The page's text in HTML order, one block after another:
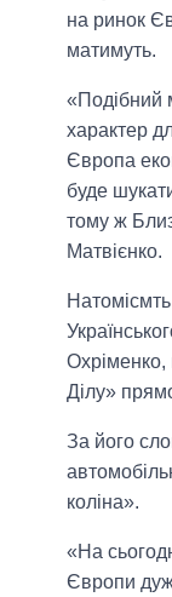
на ринок
матимуть.
«Подібний
характер
Європа
буде
тому ж
Матвієнко.
Охріменко,
Ділу»
За його
коліна».
«На
Європи